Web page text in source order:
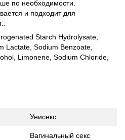
по необходимости.
и подходит для
Starch Hydrolysate,
Lactate, Sodium Benzoate,
Limonene, Sodium Chloride,
Унисекс
Вагинальный секс